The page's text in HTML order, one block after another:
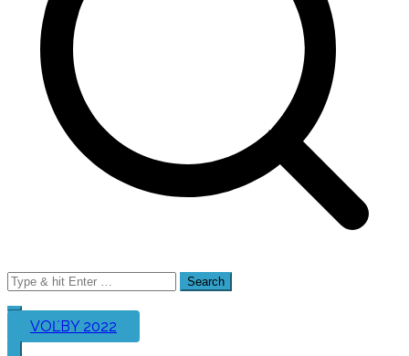
Search
for:
VOĽBY 2022